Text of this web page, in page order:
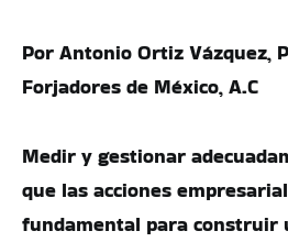
Por Antonio Ortiz Vázquez,
Forjadores de México, A.C
Medir y gestionar
que las acciones
fundamental para construir